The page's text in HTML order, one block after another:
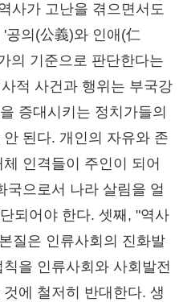
사가 고난을 겪으면서도
공의(公義)와 인애(仁
의 기준으로 판단한다는
적 사건과 행위는 부국강
증대시키는 정치가들의
된다. 개인의 자유와 존
인격들이 주인이 되어
국으로서 나라 살림을 얼
되어야 한다. 셋째, "역사
질은 인류사회의 진화발
을 인류사회와 사회발전
에 철저히 반대한다. 생